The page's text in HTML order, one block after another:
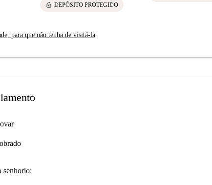
lock DEPÓSITO PROTEGIDO
para que não tenha de visitá-la
senhorio: